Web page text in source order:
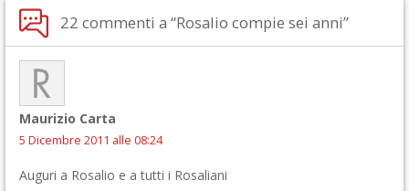
22 commenti a “Rosalio compie sei anni”
Maurizio Carta
5 Dicembre 2011 alle 08:24
Auguri a Rosalio e a tutti i Rosaliani